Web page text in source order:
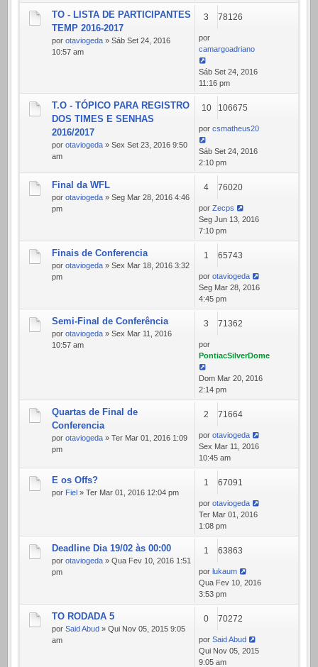
TO - LISTA DE PARTICIPANTES
TEMP 2016-2017
por otaviogeda » Sáb Set 24, 2016
10:57 am
3 78126
por
camargoadriano
Sáb Set 24, 2016
11:16 pm
T.O - TÓPICO PARA REGISTRO
DOS TIMES E SENHAS
2016/2017
por otaviogeda » Sex Set 23, 2016 9:50
am
10 106675
por csmatheus20
Sáb Set 24, 2016
2:10 pm
Final da WFL
por otaviogeda » Seg Mar 28, 2016 4:46
pm
4 76020
por Zecps
Seg Jun 13, 2016
7:10 pm
Finais de Conferencia
por otaviogeda » Sex Mar 18, 2016 3:32
pm
1 65743
por otaviogeda
Seg Mar 28, 2016
4:45 pm
Semi-Final de Conferência
por otaviogeda » Sex Mar 11, 2016
10:57 am
3 71362
por
PontiacSilverDome
Dom Mar 20, 2016
2:14 pm
Quartas de Final de
Conferencia
por otaviogeda » Ter Mar 01, 2016 1:09
pm
2 71664
por otaviogeda
Sex Mar 11, 2016
10:45 am
E os Offs?
por Fiel » Ter Mar 01, 2016 12:04 pm
1 67091
por otaviogeda
Ter Mar 01, 2016
1:08 pm
Deadline Dia 19/02 às 00:00
por otaviogeda » Qua Fev 10, 2016 1:51
pm
1 63863
por lukaum
Qua Fev 10, 2016
3:53 pm
TO RODADA 5
por Said Abud » Qui Nov 05, 2015 9:05
am
0 70272
por Said Abud
Qui Nov 05, 2015
9:05 am